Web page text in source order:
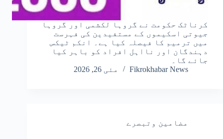
کرناٹک حکومت نے گروہا لکشمی اور گروہا
جیوتی اسکیموں کے مستفیدین کی فہرست
میں ترمیم کا فیصلہ کیا ہے۔ انکم ٹیکس
دہندگان اور نااہل افراد کو باہر کیا
جائے گا۔
Fikrokhabar News
مئی 26, 2026
مضامین وتبصرے